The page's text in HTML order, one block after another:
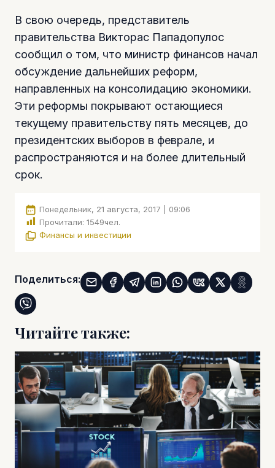
В свою очередь, представитель
правительства Викторас Пападопулос
сообщил о том, что министр финансов начал
обсуждение дальнейших реформ,
направленных на консолидацию экономики.
Эти реформы покрывают остающиеся
текущему правительству пять месяцев, до
президентских выборов в феврале, и
распространяются и на более длительный
срок.
Понедельник, 21 августа, 2017 | 09:06
Прочитали: 1549чел.
Финансы и инвестиции
Поделиться:
Читайте также: